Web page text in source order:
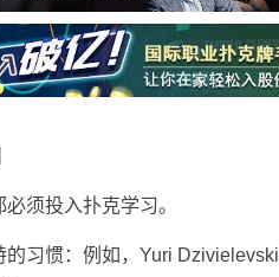
须投入扑克学习。
习惯：例如，Yuri